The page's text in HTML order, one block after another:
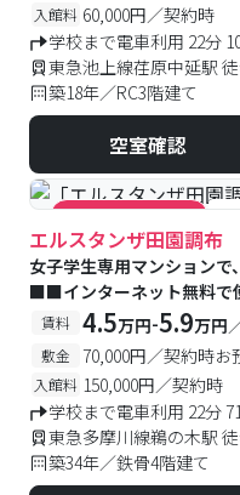
入館料 60,000円／契約時
学校まで電車利用 22分
東急池上線荏原中延駅
築18年／RC3階建て
空室確認
#キャンペーン実施中 #
エルスタンザ田園調布
女子学生専用マンション
■■インターネット無料で
賃料 4.5万円-5.9万円
敷金 70,000円／契約時お
入館料 150,000円／契約時
学校まで電車利用 22分
東急多摩川線鵜の木駅
築34年／鉄骨4階建て